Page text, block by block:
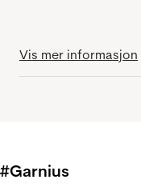
Vis mer informasjon
#Garnius